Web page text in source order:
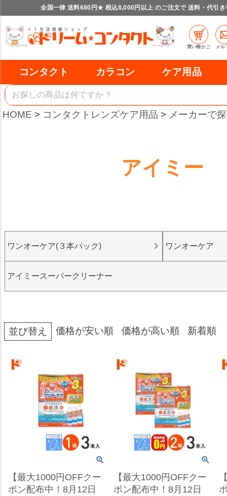
全国一律 送料680円★ 税込8,000円以上 のご注文で 送料・代引き
買い物かご メル
コンタクト カラコン ケア用品
HOME コンタクトレンズケア用品 メーカーで
アイミー
ワンオーケア(３本パック) ワンオーケア
アイミースーパークリーナー
並び替え 価格が安い順 価格が高い順 新着順
【最大1000円OFFクー
ポン配布中！8月12日
【最大1000円OFFクー
ポン配布中！8月12日